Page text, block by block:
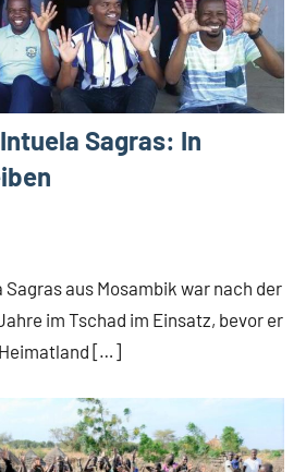
Sagras: In
aus Mosambik war nach der
im Tschad im Einsatz, bevor er
[…]